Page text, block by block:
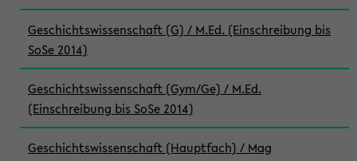
Geschichtswissenschaft (G) / M.Ed. (Einschreibung bis
SoSe 2014)
Geschichtswissenschaft (Gym/Ge) / M.Ed.
(Einschreibung bis SoSe 2014)
Geschichtswissenschaft (Hauptfach) / Mag